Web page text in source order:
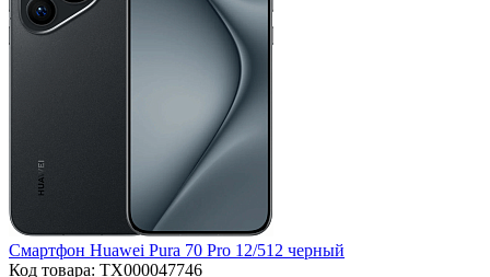
Смартфон Huawei Pura 70 Pro 12/512 черный
Код товара: ТХ000047746